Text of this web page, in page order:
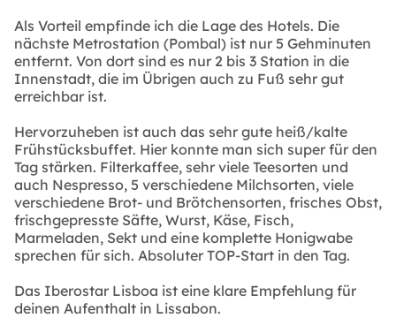
Als Vorteil empfinde ich die Lage des Hotels. Die
nächste Metrostation (Pombal) ist nur 5 Gehminuten
entfernt. Von dort sind es nur 2 bis 3 Station in die
Innenstadt, die im Übrigen auch zu Fuß sehr gut
erreichbar ist.
Hervorzuheben ist auch das sehr gute heiß/kalte
Frühstücksbuffet. Hier konnte man sich super für den
Tag stärken. Filterkaffee, sehr viele Teesorten und
auch Nespresso, 5 verschiedene Milchsorten, viele
verschiedene Brot- und Brötchensorten, frisches Obst,
frischgepresste Säfte, Wurst, Käse, Fisch,
Marmeladen, Sekt und eine komplette Honigwabe
sprechen für sich. Absoluter TOP-Start in den Tag.
Das Iberostar Lisboa ist eine klare Empfehlung für
deinen Aufenthalt in Lissabon.